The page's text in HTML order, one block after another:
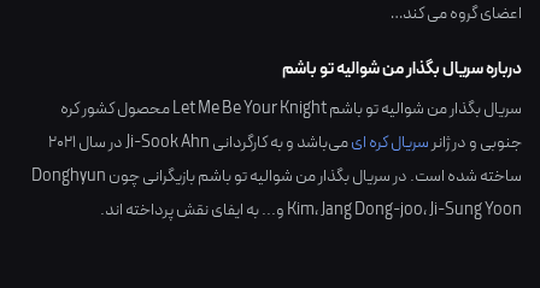
اعضای گروه می کند…
درباره سریال بگذار من شوالیه تو باشم
سریال بگذار من شوالیه تو باشم Let Me Be Your Knight محصول کشور
کره
جنوبیو در ژانرسریال کره ایمی‌باشد و به کارگردانیJi-Sook Ahnدر سال2021
ساخته شده است. در سریال بگذار من شوالیه تو باشم بازیگرانی چونDonghyun
Kim،Jang Dong-joo،Ji-Sung Yoon و... به ایفای نقش پرداخته اند.